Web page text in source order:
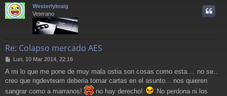
Westerlykraig
Veterano
Re: Colapso mercado AES
M
n
s
a
Lun, 10 Mar 2014, 22:16
A mi lo que me pone de muy mala ostia son cosas como esta.... no se..
creo que ngdevteam deberia tomar cartas en el asunto... nos quieren
sangrar como a marranos!
no hay derecho!
No perdona ni los